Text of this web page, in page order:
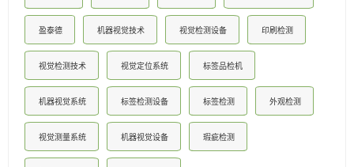
盈泰德 机器视觉技术 视觉检测设备 印刷检测
视觉检测技术 视觉定位系统 标签品检机
机器视觉系统 标签检测设备 标签检测 外观检测
视觉测量系统 机器视觉设备 瑕疵检测